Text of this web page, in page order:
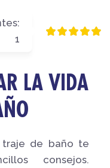
1
LA VIDA
de baño te
consejos.